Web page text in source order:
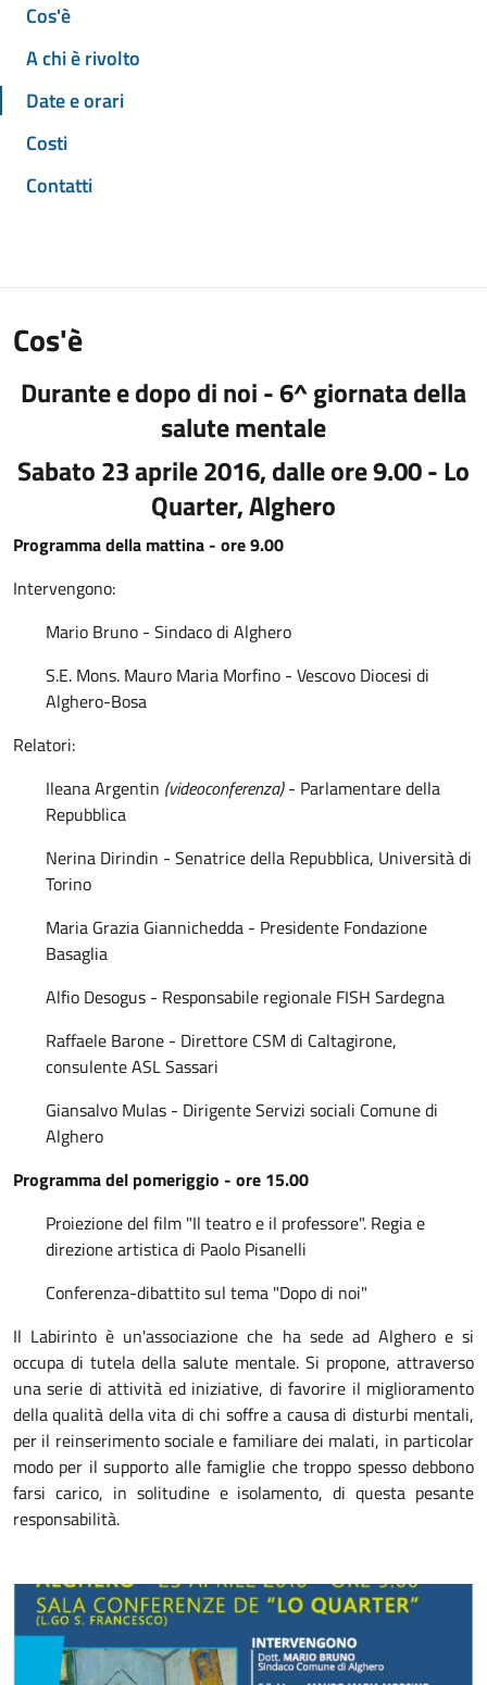
Cos'è
A chi è rivolto
Date e orari
Costi
Contatti
Cos'è
Durante e dopo di noi - 6^ giornata della
salute mentale
Sabato 23 aprile 2016, dalle ore 9.00 - Lo
Quarter, Alghero
Programma della mattina - ore 9.00
Intervengono:
Mario Bruno - Sindaco di Alghero
S.E. Mons. Mauro Maria Morfino - Vescovo Diocesi di
Alghero-Bosa
Relatori:
Ileana Argentin (videoconferenza)- Parlamentare della
Repubblica
Nerina Dirindin - Senatrice della Repubblica, Università di
Torino
Maria Grazia Giannichedda - Presidente Fondazione
Basaglia
Alfio Desogus - Responsabile regionale FISH Sardegna
Raffaele Barone - Direttore CSM di Caltagirone,
consulente ASL Sassari
Giansalvo Mulas - Dirigente Servizi sociali Comune di
Alghero
Programma del pomeriggio - ore 15.00
Proiezione del film "Il teatro e il professore". Regia e
direzione artistica di Paolo Pisanelli
Conferenza-dibattito sul tema "Dopo di noi"
Il Labirinto è un'associazione che ha sede ad Alghero e si
occupa di tutela della salute mentale. Si propone, attraverso
una serie di attività ed iniziative, di favorire il miglioramento
della qualità della vita di chi soffre a causa di disturbi mentali,
per il reinserimento sociale e familiare dei malati, in particolar
modo per il supporto alle famiglie che troppo spesso debbono
farsi carico, in solitudine e isolamento, di questa pesante
responsabilità.